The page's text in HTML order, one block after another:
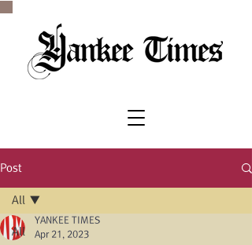
Post
All
All
YANKEE TIMES
Apr 21, 2023